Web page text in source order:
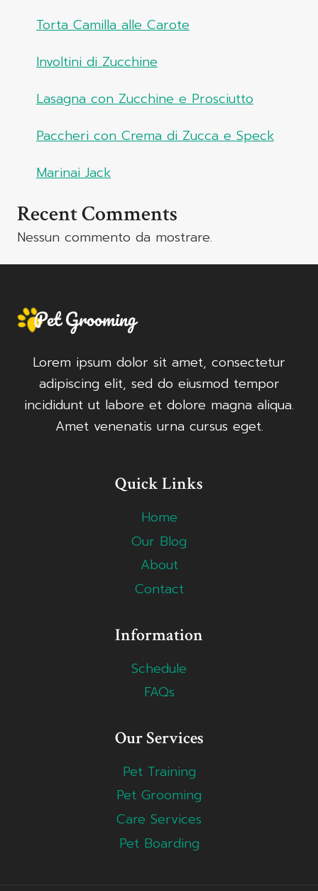
Torta Camilla alle Carote
Involtini di Zucchine
Lasagna con Zucchine e Prosciutto
Paccheri con Crema di Zucca e Speck
Marinai Jack
Recent Comments
Nessun commento da mostrare.
Lorem ipsum dolor sit amet, consectetur
adipiscing elit, sed do eiusmod tempor
incididunt ut labore et dolore magna aliqua.
Amet venenatis urna cursus eget.
Quick Links
Home
Our Blog
About
Contact
Information
Schedule
FAQs
Our Services
Pet Training
Pet Grooming
Care Services
Pet Boarding